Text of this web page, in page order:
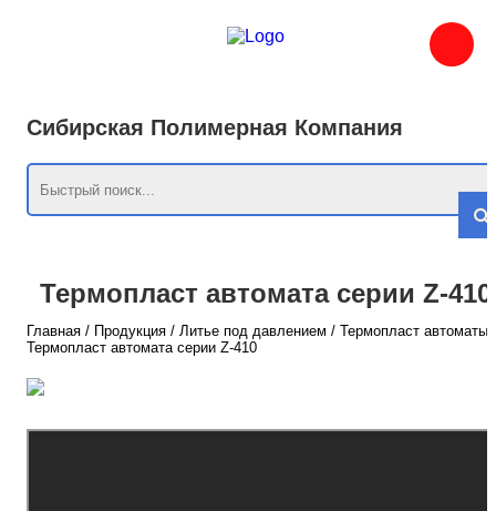
Сибирская Полимерная Компания
Термопласт автомата серии Z-410
Главная / Продукция / Литье под давлением / Термопласт автоматы
Термопласт автомата серии Z-410